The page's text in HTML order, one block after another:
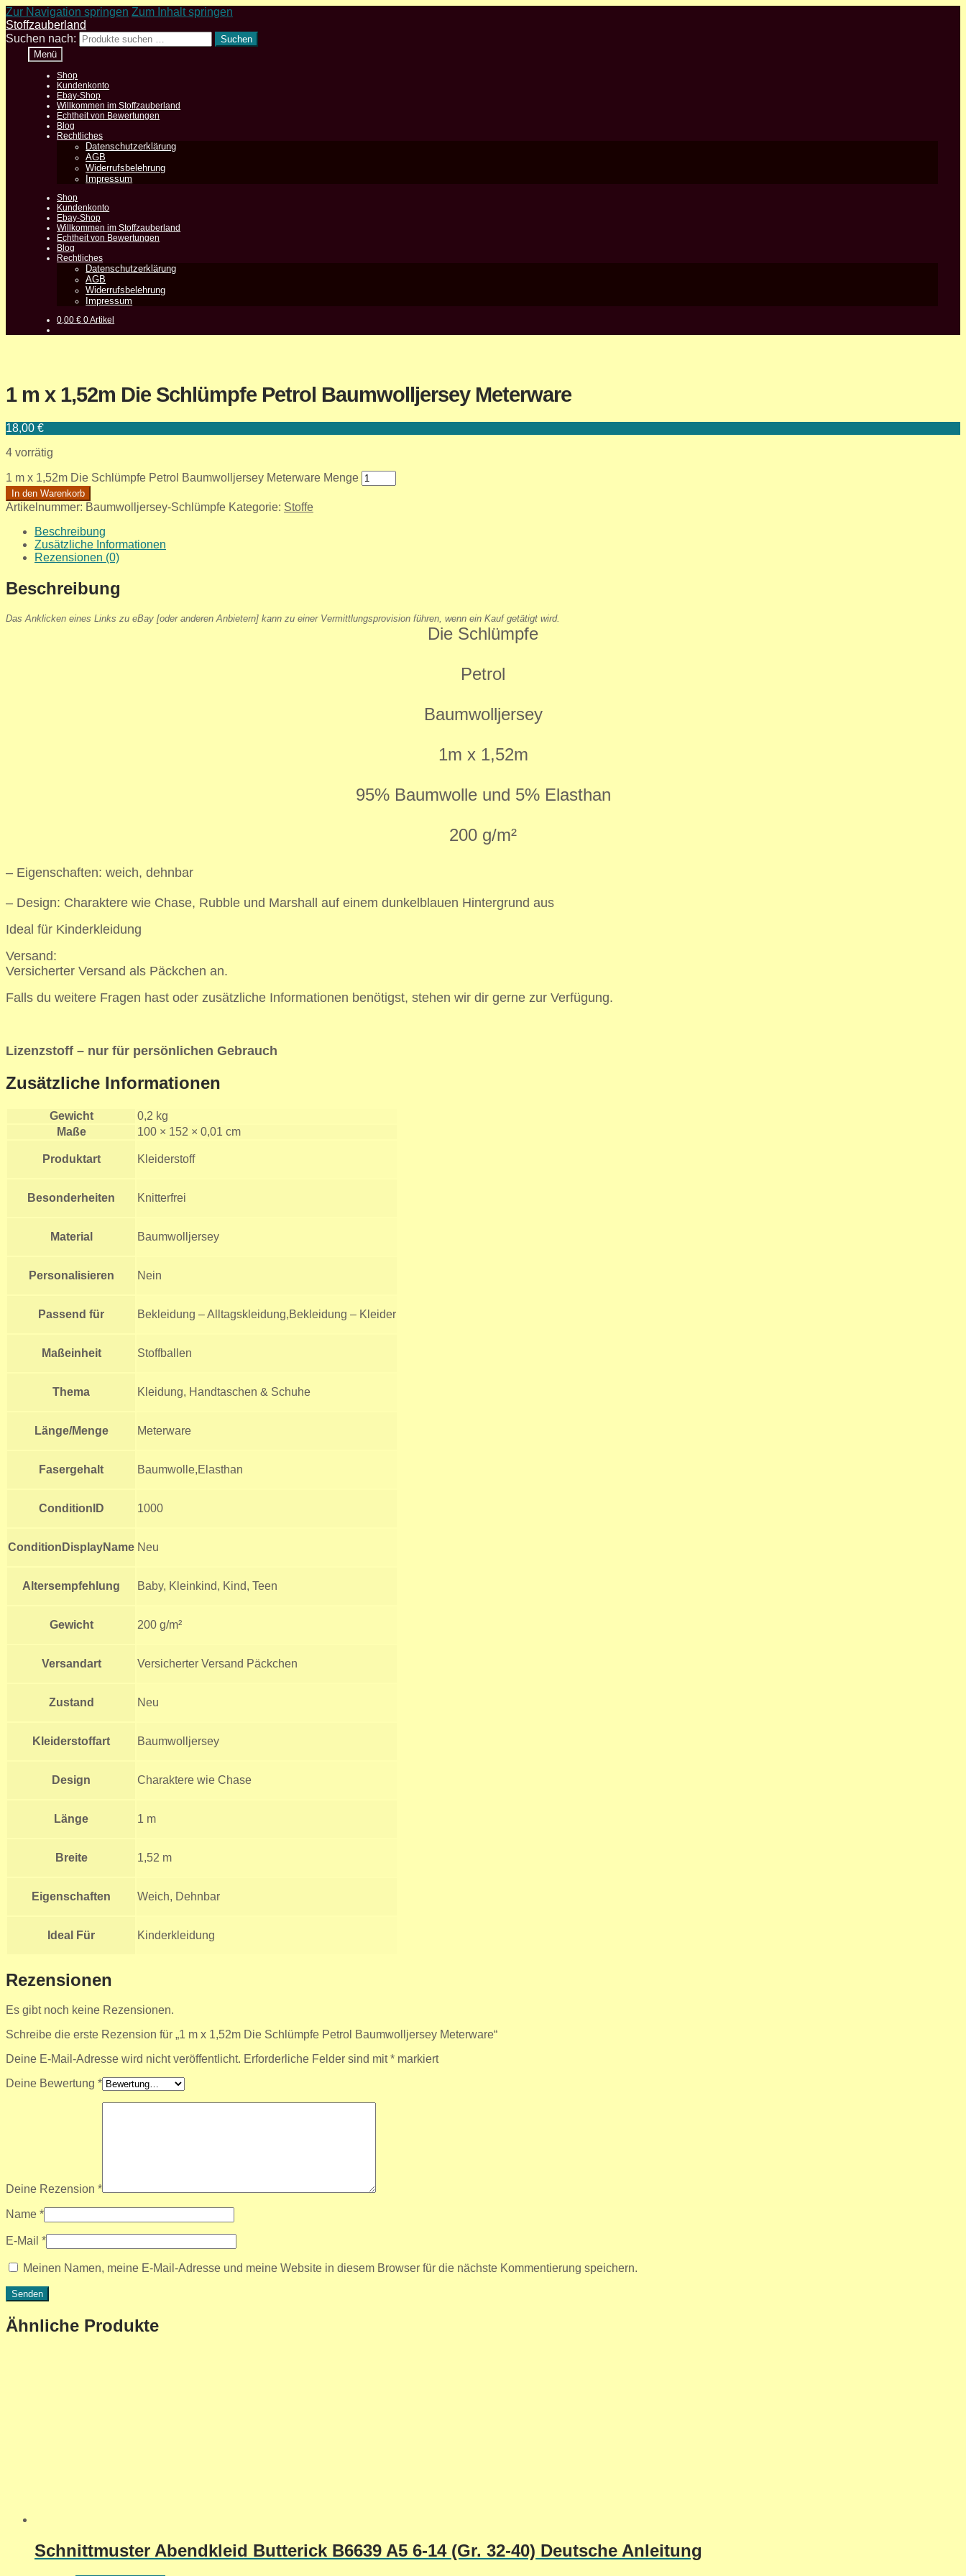
Zur Navigation springen Zum Inhalt springen
Stoffzauberland
Suchen nach:
Suchen
Menü
Shop
Kundenkonto
Ebay-Shop
Willkommen im Stoffzauberland
Echtheit von Bewertungen
Blog
Rechtliches
Datenschutzerklärung
AGB
Widerrufsbelehrung
Impressum
Shop
Kundenkonto
Ebay-Shop
Willkommen im Stoffzauberland
Echtheit von Bewertungen
Blog
Rechtliches
Datenschutzerklärung
AGB
Widerrufsbelehrung
Impressum
0,00€ 0 Artikel
1 m x 1,52m Die Schlümpfe Petrol Baumwolljersey Meterware
18,00 €
4 vorrätig
1 m x 1,52m Die Schlümpfe Petrol Baumwolljersey Meterware Menge
In den Warenkorb
Artikelnummer: Baumwolljersey-Schlümpfe Kategorie: Stoffe
Beschreibung
Zusätzliche Informationen
Rezensionen (0)
Beschreibung
Das Anklicken eines Links zu eBay [oder anderen Anbietern] kann zu einer Vermittlungsprovision führen, wenn ein Kauf getätigt wird.
Die Schlümpfe
Petrol
Baumwolljersey
1m x 1,52m
95% Baumwolle und 5% Elasthan
200 g/m²
– Eigenschaften: weich, dehnbar
– Design: Charaktere wie Chase, Rubble und Marshall auf einem dunkelblauen Hintergrund aus
Ideal für Kinderkleidung
Versand:
Versicherter Versand als Päckchen an.
Falls du weitere Fragen hast oder zusätzliche Informationen benötigst, stehen wir dir gerne zur Verfügung.
Lizenzstoff – nur für persönlichen Gebrauch
Zusätzliche Informationen
Gewicht
0,2 kg
Maße
100 × 152 × 0,01 cm
Produktart Kleiderstoff
Besonderheiten Knitterfrei
Material Baumwolljersey
Personalisieren Nein
Passend für Bekleidung – Alltagskleidung,Bekleidung – Kleider
Maßeinheit Stoffballen
Thema Kleidung, Handtaschen & Schuhe
Länge/Menge Meterware
Fasergehalt Baumwolle,Elasthan
ConditionID 1000
ConditionDisplayName Neu
Altersempfehlung Baby, Kleinkind, Kind, Teen
Gewicht 200 g/m²
Versandart Versicherter Versand Päckchen
Zustand Neu
Kleiderstoffart Baumwolljersey
Design Charaktere wie Chase
Länge 1 m
Breite 1,52 m
Eigenschaften Weich, Dehnbar
Ideal Für Kinderkleidung
Rezensionen
Es gibt noch keine Rezensionen.
Schreibe die erste Rezension für „1 m x 1,52m Die Schlümpfe Petrol Baumwolljersey Meterware“
Deine E-Mail-Adresse wird nicht veröffentlicht. Erforderliche Felder sind mit* markiert
Deine Bewertung *
Deine Rezension *
Name *
E-Mail *
Meinen Namen, meine E-Mail-Adresse und meine Website in diesem Browser für die nächste Kommentierung speichern.
Ähnliche Produkte
Schnittmuster Abendkleid Butterick B6639 A5 6-14 (Gr. 32-40) Deutsche Anleitung